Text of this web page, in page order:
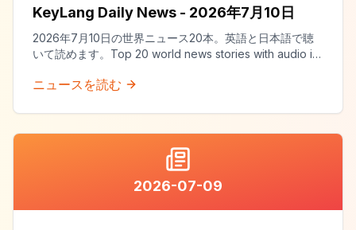
KeyLang Daily News - 2026年7月10日
2026年7月10日の世界ニュース20本。英語と日本語で聴
いて読めます。Top 20 world news stories with audio in
ニュースを読む
2026-07-09